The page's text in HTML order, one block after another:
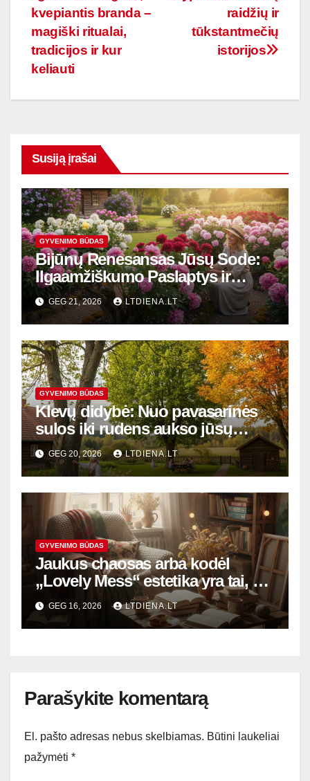
tarp
įrašų
raidžių ir
tūkstantmečių
istorijos
kvepiantis branda –
magiški ritualai,
tradicijos ir kur
keliauti
Susiją įrašai
GYVENIMO BŪDAS
Bijūnų Renesansas Jūsų Sode:
Ilgaamžiškumo Paslaptys ir
Žydėjimo Magija
GEG 21, 2026 LTDIENA.LT
GYVENIMO BŪDAS
Klevų didybė: Nuo pavasarinės
sulos iki rudens aukso jūsų
kieme
GEG 20, 2026 LTDIENA.LT
GYVENIMO BŪDAS
Jaukus chaosas arba kodėl
„Lovely Mess“ estetika yra tai, ko
mums dabar labiausiai reikia
GEG 16, 2026 LTDIENA.LT
Parašykite komentarą
El. pašto adresas nebus skelbiamas. Būtini laukeliai
pažymėti *